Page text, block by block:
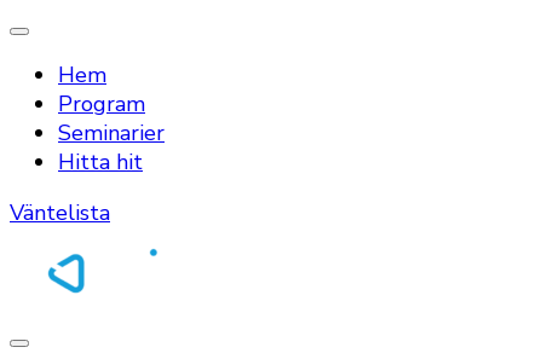
Hem
Program
Seminarier
Hitta hit
Väntelista